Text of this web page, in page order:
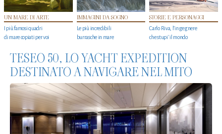
UN MARE DI ARTE
I più famosi quadri
di mare copiati per voi
IMMAGINI DA SOGNO
Le più incredibili
burrasche in mare
STORIE E PERSONAGGI
Carlo Riva, l’ingegnere
che stupi' il mondo
TESEO 50, LO YACHT EXPEDITION
DESTINATO A NAVIGARE NEL MITO